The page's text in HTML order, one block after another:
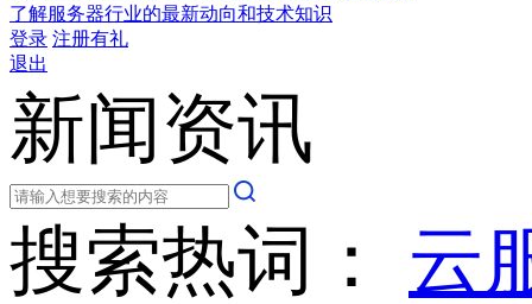
了解服务器行业的最新动向和技术知识
登录 注册有礼
退出
新闻资讯
搜索热词： 云